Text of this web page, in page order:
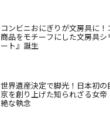
コンビニおにぎりが文房具に
商品をモチーフにした文房具シ
ート』誕生
世界遺産決定で脚光！日本初
京を創り上げた知られざる女
絶な執念